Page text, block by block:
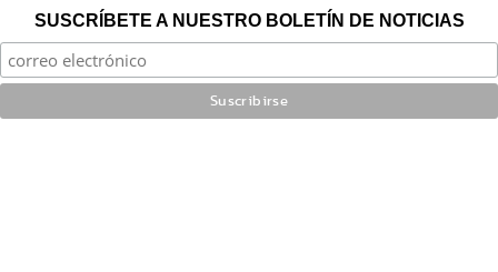
SUSCRÍBETE A NUESTRO BOLETÍN DE NOTICIAS